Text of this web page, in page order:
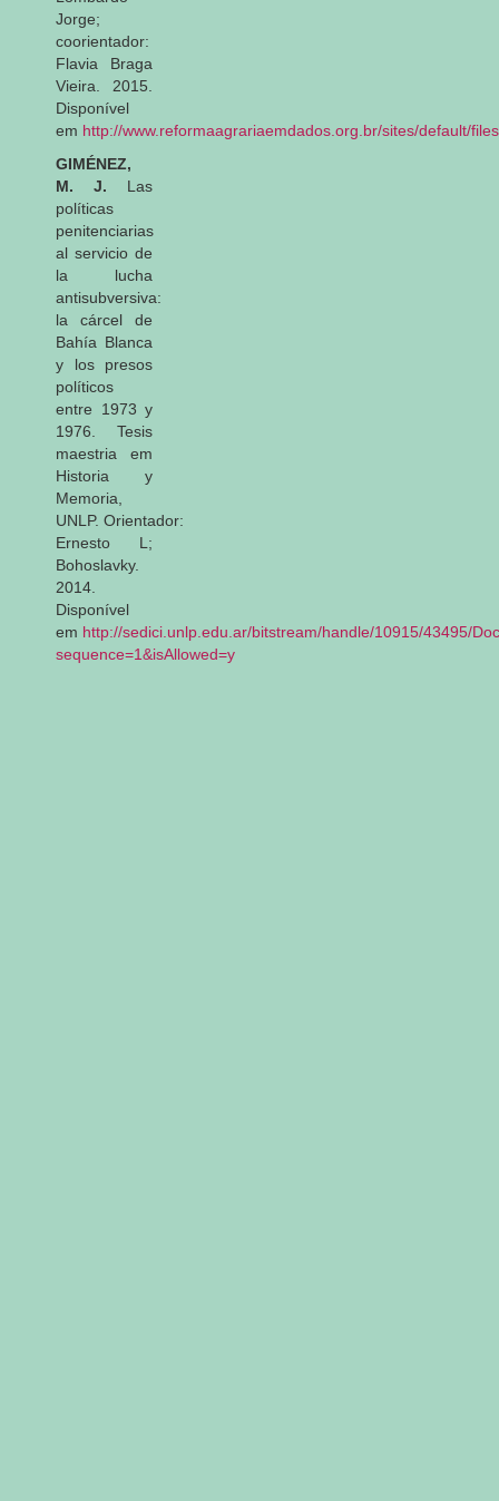
Jorge;
coorientador:
Flavia Braga
Vieira. 2015.
Disponível
em http://www.reformaagrariaemdados.org.br/sites/default/
GIMÉNEZ,
M. J. Las
políticas
penitenciarias
al servicio de
la lucha
antisubversiva:
la cárcel de
Bahía Blanca
y los presos
políticos
entre 1973 y
1976. Tesis
maestria em
Historia y
Memoria,
UNLP. Orientador:
Ernesto L;
Bohoslavky.
2014.
Disponível
em http://sedici.unlp.edu.ar/bitstream/handle/10915/43495/
sequence=1&isAllowed=y